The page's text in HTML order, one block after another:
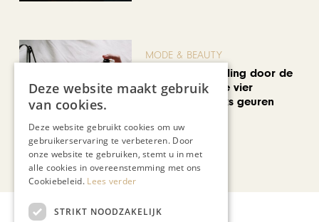
MODE & BEAUTY
Een geurwandeling door de
Stokstraat: onze vier
favoriete uniseks geuren
Bekijk alle artikelen
Deze website maakt gebruik
van cookies.
Deze website gebruikt cookies om uw
gebruikerservaring te verbeteren. Door
onze website te gebruiken, stemt u in met
alle cookies in overeenstemming met ons
Cookiebeleid. Lees verder
STRIKT NOODZAKELIJK